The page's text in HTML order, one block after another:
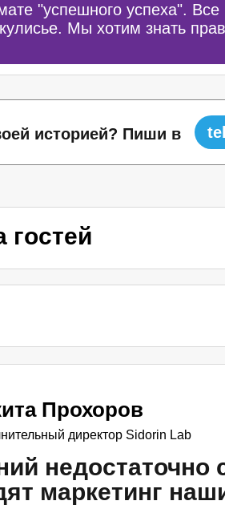
"успешного успеха".
Мы хотим знать
историей? Пиши в
гостей
Прохоров
директор Sidorin Lab
недостаточно
маркетинг